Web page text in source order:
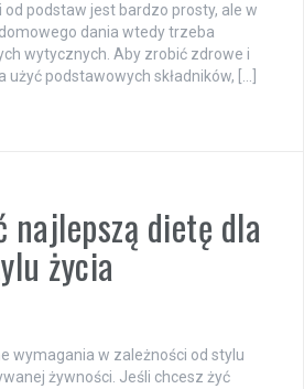
podstaw jest bardzo prosty, ale w
dania wtedy trzeba
wytycznych. Aby zrobić zdrowe i
użyć podstawowych składników, […]
najlepszą dietę dla
życia
wymagania w zależności od stylu
żywności. Jeśli chcesz żyć